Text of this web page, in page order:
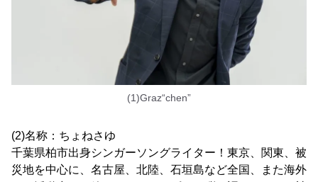
(1)Graz“chen”
(2)名称：ちょねさゆ
千葉県柏市出身シンガーソングライター！東京、関東、被
災地を中心に、名古屋、北陸、石垣島など全国、また海外